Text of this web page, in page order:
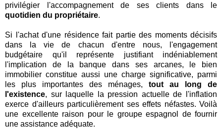
privilégier l'accompagnement de ses clients dans le
quotidien du propriétaire.
Si l'achat d'une résidence fait partie des moments décisifs
dans la vie de chacun d'entre nous, l'engagement
budgétaire qu'il représente justifiant indéniablement
l'implication de la banque dans ses arcanes, le bien
immobilier constitue aussi une charge significative, parmi
les plus importantes des ménages, tout au long de
l'existence, sur laquelle la pression actuelle de l'inflation
exerce d'ailleurs particulièrement ses effets néfastes. Voilà
une excellente raison pour le groupe espagnol de fournir
une assistance adéquate.